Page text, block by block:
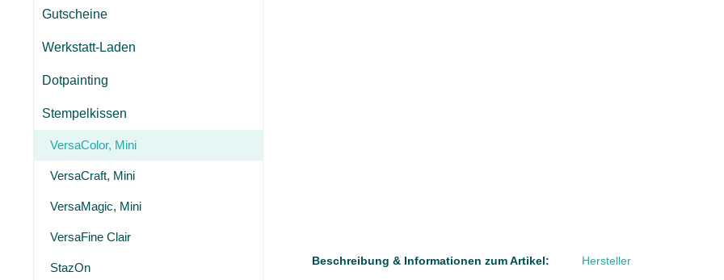
Gutscheine
Werkstatt-Laden
Dotpainting
Stempelkissen
VersaColor, Mini
VersaCraft, Mini
VersaMagic, Mini
VersaFine Clair
StazOn Beschreibung & Informationen zum Artikel: Hersteller